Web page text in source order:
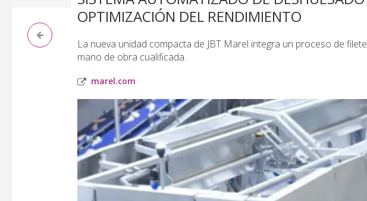
OPTIMIZACIÓN DEL RENDIMIENTO
La nueva unidad compacta de JBT Marel integra un proceso de
mano de obra cualificada.
marel.com